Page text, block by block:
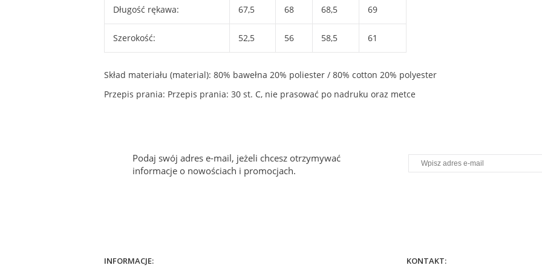
Długość rękawa: 67,5 68 68,5 69
Szerokość: 52,5 56 58,5 61
Skład materiału (material): 80% bawełna 20% poliester / 80% cotton 20% polyester
Przepis prania: Przepis prania: 30 st. C, nie prasować po nadruku oraz metce
Podaj swój adres e-mail, jeżeli chcesz otrzymywać
informacje o nowościach i promocjach.
INFORMACJE: KONTAKT: